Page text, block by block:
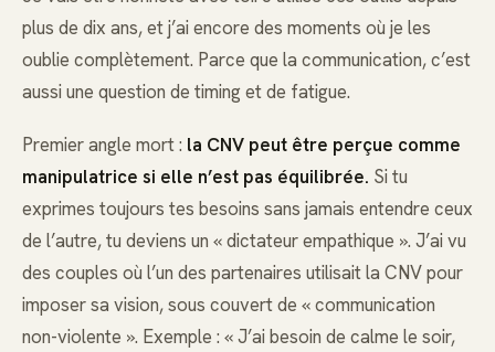
plus de dix ans, et j’ai encore des moments où je les
oublie complètement. Parce que la communication, c’est
aussi une question de timing et de fatigue.
Premier angle mort : la CNV peut être perçue comme
manipulatrice si elle n’est pas équilibrée. Si tu
exprimes toujours tes besoins sans jamais entendre ceux
de l’autre, tu deviens un « dictateur empathique ». J’ai vu
des couples où l’un des partenaires utilisait la CNV pour
imposer sa vision, sous couvert de « communication
non-violente ». Exemple : « J’ai besoin de calme le soir,